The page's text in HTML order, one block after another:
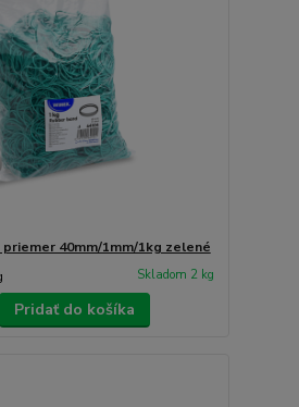
priemer 40mm/1mm/1kg zelené
Skladom 2 kg
Pridať do košíka